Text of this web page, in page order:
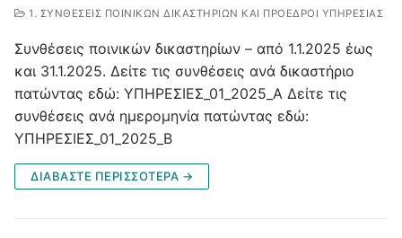
1. ΣΥΝΘΈΣΕΙΣ ΠΟΙΝΙΚΏΝ ΔΙΚΑΣΤΗΡΊΩΝ ΚΑΙ ΠΡΌΕΔΡΟΙ ΥΠΗΡΕΣΊΑΣ
Συνθέσεις ποινικών δικαστηρίων – από 1.1.2025 έως
και 31.1.2025. Δείτε τις συνθέσεις ανά δικαστήριο
πατώντας εδώ: ΥΠΗΡΕΣΙΕΣ_01_2025_Α Δείτε τις
συνθέσεις ανά ημερομηνία πατώντας εδώ:
ΥΠΗΡΕΣΙΕΣ_01_2025_Β
ΔΙΑΒΑΣΤΕ ΠΕΡΙΣΣΟΤΕΡΑ →